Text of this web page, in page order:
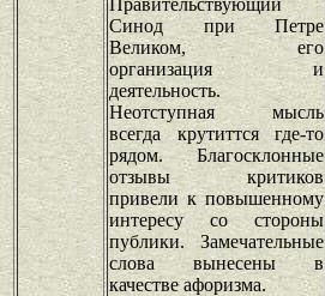
Синод при Петре
Великом, его
организация и
деятельность.
Неотступная мысль
всегда крутиттся где-то
рядом. Благосклонные
отзывы критиков
привели к повышенному
интересу со стороны
публики. Замечательные
слова вынесены в
качестве афоризма.